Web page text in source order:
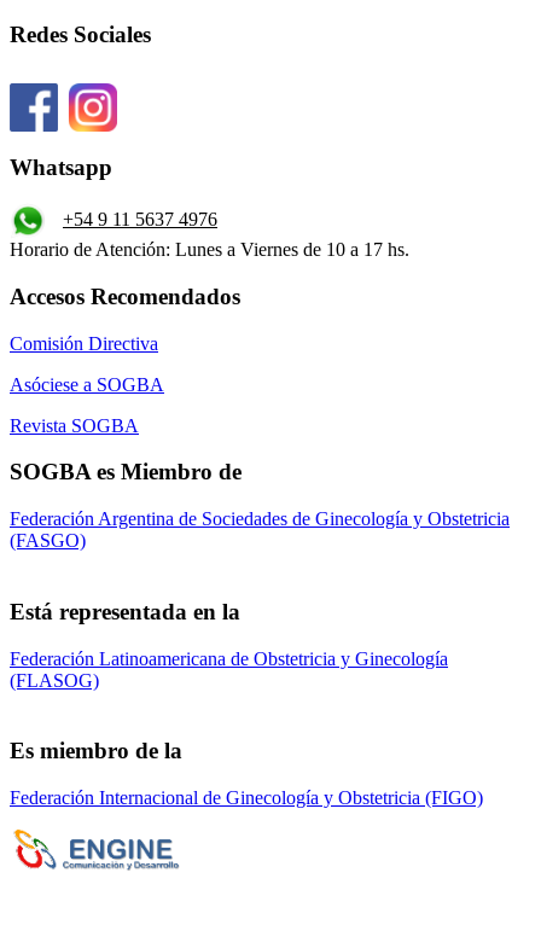
Redes Sociales
Whatsapp
+54 9 11 5637 4976
Horario de Atención: Lunes a Viernes de 10 a 17 hs.
Accesos Recomendados
Comisión Directiva
Asóciese a SOGBA
Revista SOGBA
SOGBA es Miembro de
Federación Argentina de Sociedades de Ginecología y Obstetricia
(FASGO)
Está representada en la
Federación Latinoamericana de Obstetricia y Ginecología
(FLASOG)
Es miembro de la
Federación Internacional de Ginecología y Obstetricia (FIGO)